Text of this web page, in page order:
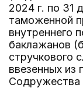
2024 г. по 31
таможенной
внутреннего
баклажанов
стручкового
ввезенных из
Содружества